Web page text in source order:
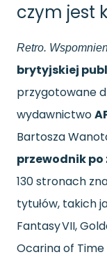
czym jest
Retro.
brytyjskiej
przygotowane
wydawnictwo
Bartosza
przewodnik po
130 stronach
tytułów, takich
Fantasy VII,
Ocarina of